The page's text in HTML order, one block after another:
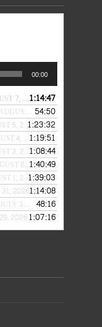
00:00
2026
1:14:47
6, 2026
54:50
5, 2026 1:23:32
4, 2026
1:19:51
3, 2026 1:08:44
2, 2026 1:40:49
1, 2026 1:39:03
31, 20261:14:08
30, 2026
48:16
20261:07:16